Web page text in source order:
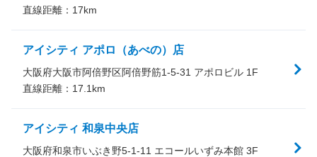
直線距離： 17km
アイシティ アポロ（あべの）店
大阪府大阪市阿倍野区阿倍野筋1-5-31 アポロビル 1F
直線距離： 17.1 km
アイシティ 和泉中央店
大阪府和泉市いぶき野5-1-11 エコールいずみ本館 3F